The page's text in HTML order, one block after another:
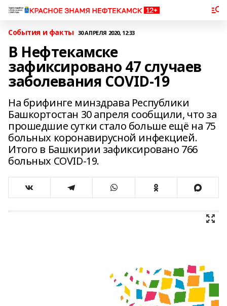
События и факты 30 АПРЕЛЯ 2020, 12:33
В Нефтекамске
зафиксировано 47 случаев
заболевания COVID-19
На брифинге минздрава Республики
Башкортостан 30 апреля сообщили, что за
прошедшие сутки стало больше ещё на 75
больных коронавирусной инфекцией.
Итого в Башкирии зафиксировано 766
больных COVID-19.